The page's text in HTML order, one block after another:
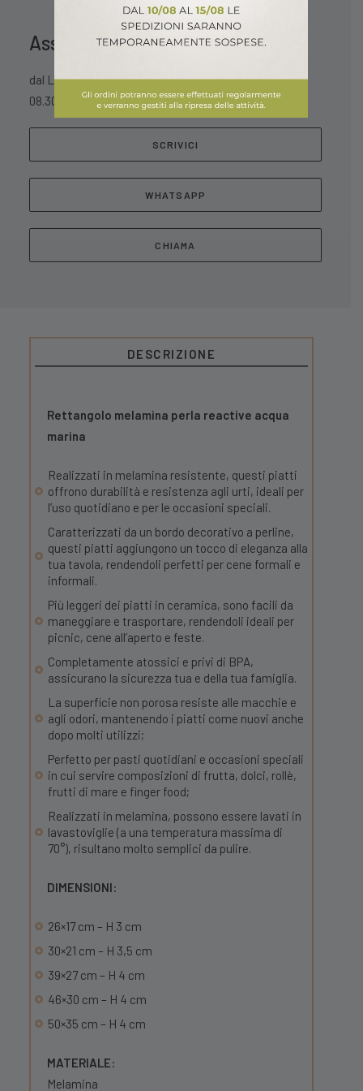
Assistenza Clienti
dal Lunedì al Sabato
08.30 – 13.00 / 15.30 – 18.30
SCRIVICI
WHATSAPP
CHIAMA
DESCRIZIONE
Rettangolo melamina perla reactive acqua
marina
Realizzati in melamina resistente, questi piatti
offrono durabilità e resistenza agli urti, ideali per
l’uso quotidiano e per le occasioni speciali.
Caratterizzati da un bordo decorativo a perline,
questi piatti aggiungono un tocco di eleganza alla
tua tavola, rendendoli perfetti per cene formali e
informali.
Più leggeri dei piatti in ceramica, sono facili da
maneggiare e trasportare, rendendoli ideali per
picnic, cene all’aperto e feste.
Completamente atossici e privi di BPA,
assicurano la sicurezza tua e della tua famiglia.
La superficie non porosa resiste alle macchie e
agli odori, mantenendo i piatti come nuovi anche
dopo molti utilizzi;
Perfetto per pasti quotidiani e occasioni speciali
in cui servire composizioni di frutta, dolci, rollè,
frutti di mare e finger food;
Realizzati in melamina, possono essere lavati in
lavastoviglie (a una temperatura massima di
70°), risultano molto semplici da pulire.
DIMENSIONI:
26×17 cm – H 3 cm
30×21 cm – H 3,5 cm
39×27 cm – H 4 cm
46×30 cm – H 4 cm
50×35 cm – H 4 cm
MATERIALE:
Melamina